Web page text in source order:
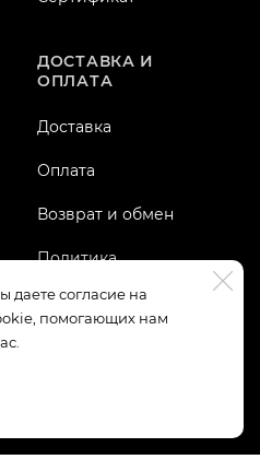
даете согласие на
помогающих нам
ДОСТАВКА И
ОПЛАТА
Доставка
Оплата
Возврат и обмен
Политика
конфиденциальности
Публичная оферта